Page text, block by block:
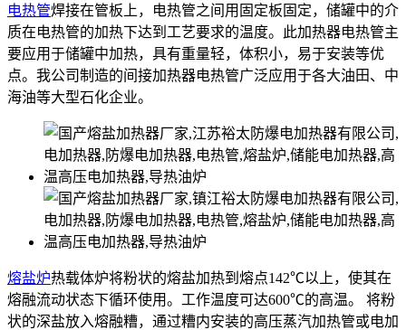
电热管焊接在管板上，电热管之间用固定板固定，储罐中的介
质在电热管的加热下达到工艺要求的温度。此加热器电热管主
要应用于储罐中加热，具有重量轻，体积小，易于安装等优
点。我公司制造的间接加热器电热管广泛应用于各大油田、中
海油等大型石化企业。
熔盐炉热载体炉将粉状的熔盐加热到熔点142℃以上，使其在
熔融流动状态下循环使用。工作温度可达600℃的高温。 将粉
状的深盐放入熔融糟，通过糟内安装的高压蒸汽加热管或电加